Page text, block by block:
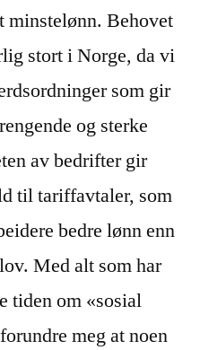
minstelønn. Behovet
stort i Norge, da vi
som gir
og sterke
av bedrifter gir
til tariffavtaler, som
bedre lønn enn
Med alt som har
tiden om «sosial
meg at noen